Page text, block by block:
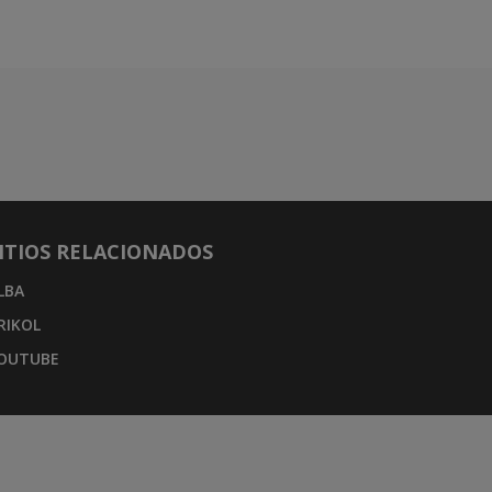
RELACIONADOS